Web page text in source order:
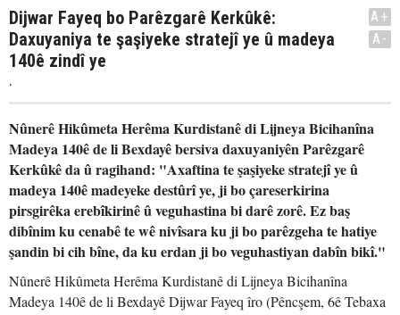
Dijwar Fayeq bo Parêzgarê Kerkûkê:
Daxuyaniya te şaşiyeke stratejî ye û madeya
140ê zindî ye
.
A+
A-
Nûnerê Hikûmeta Herêma Kurdistanê di Lijneya Bicihanîna
Madeya 140ê de li Bexdayê bersiva daxuyaniyên Parêzgarê
Kerkûkê da û ragihand: "Axaftina te şaşiyeke stratejî ye û
madeya 140ê madeyeke destûrî ye, ji bo çareserkirina
pirsgirêka erebîkirinê û veguhastina bi darê zorê. Ez baş
dibînim ku cenabê te wê nivîsara ku ji bo parêzgeha te hatiye
şandin bi cih bîne, da ku erdan ji bo veguhastiyan dabîn bikî."
Nûnerê Hikûmeta Herêma Kurdistanê di Lijneya Bicihanîna
Madeya 140ê de li Bexdayê Dijwar Fayeq îro (Pêncşem, 6ê Tebaxa